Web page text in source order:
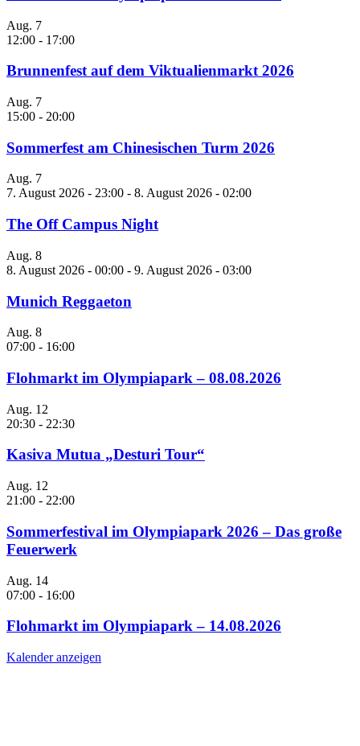
Aug. 7
12:00 - 17:00
Brunnenfest auf dem Viktualienmarkt 2026
Aug. 7
15:00 - 20:00
Sommerfest am Chinesischen Turm 2026
Aug. 7
7. August 2026 - 23:00 - 8. August 2026 - 02:00
The Off Campus Night
Aug. 8
8. August 2026 - 00:00 - 9. August 2026 - 03:00
Munich Reggaeton
Aug. 8
07:00 - 16:00
Flohmarkt im Olympiapark – 08.08.2026
Aug. 12
20:30 - 22:30
Kasiva Mutua „Desturi Tour“
Aug. 12
21:00 - 22:00
Sommerfestival im Olympiapark 2026 – Das große
Feuerwerk
Aug. 14
07:00 - 16:00
Flohmarkt im Olympiapark – 14.08.2026
Kalender anzeigen